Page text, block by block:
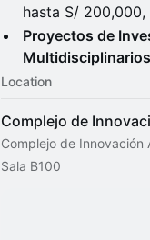
hasta S/ 200,000,
Proyectos de
Location
Complejo de
Complejo de Innovación
Sala B100